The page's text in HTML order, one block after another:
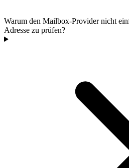
Warum den Mailbox-Provider nicht
Adresse zu prüfen?